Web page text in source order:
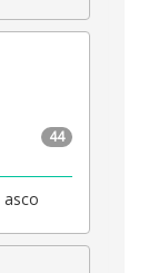
44
asco